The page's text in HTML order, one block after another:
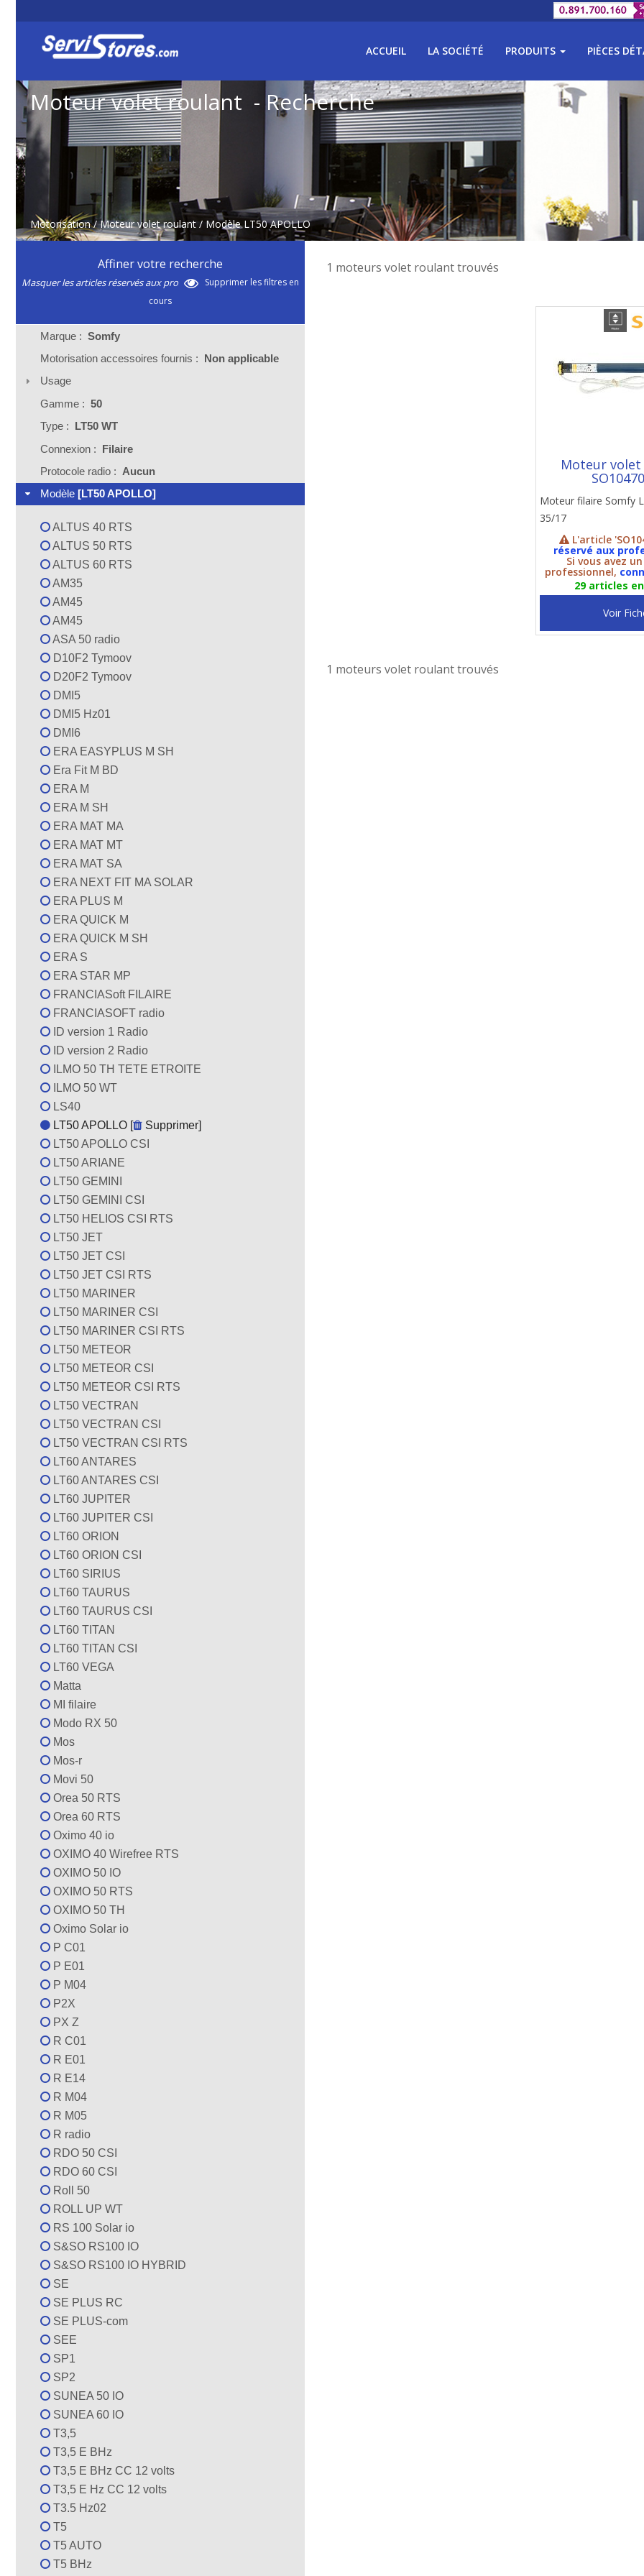
ACCUEIL LA SOCIÉTÉ PRODUITS PIÈCES
Moteur volet roulant - Recherche
Motorisation /Moteur volet roulant / Modèle LT50 APOLLO
Affiner votre recherche
Masquer les articles réservés aux pro
Supprimer les filtres en
cours
Marque : Somfy
Motorisation accessoires fournis : Non applicable
Usage
Gamme : 50
Type : LT50 WT
Connexion : Filaire
Protocole radio : Aucun
Modèle [LT50 APOLLO]
ALTUS 40 RTS
ALTUS 50 RTS
ALTUS 60 RTS
AM35
AM45
AM45
ASA 50 radio
D10F2 Tymoov
D20F2 Tymoov
DMI5
DMI5 Hz01
DMI6
ERA EASYPLUS M SH
Era Fit M BD
ERA M
ERA M SH
ERA MAT MA
ERA MAT MT
ERA MAT SA
ERA NEXT FIT MA SOLAR
ERA PLUS M
ERA QUICK M
ERA QUICK M SH
ERA S
ERA STAR MP
FRANCIASoft FILAIRE
FRANCIASOFT radio
ID version 1 Radio
ID version 2 Radio
ILMO 50 TH TETE ETROITE
ILMO 50 WT
LS40
LT50 APOLLO [
Supprimer]
LT50 APOLLO CSI
LT50 ARIANE
LT50 GEMINI
LT50 GEMINI CSI
LT50 HELIOS CSI RTS
LT50 JET
LT50 JET CSI
LT50 JET CSI RTS
LT50 MARINER
LT50 MARINER CSI
LT50 MARINER CSI RTS
LT50 METEOR
LT50 METEOR CSI
LT50 METEOR CSI RTS
LT50 VECTRAN
LT50 VECTRAN CSI
LT50 VECTRAN CSI RTS
LT60 ANTARES
LT60 ANTARES CSI
LT60 JUPITER
LT60 JUPITER CSI
LT60 ORION
LT60 ORION CSI
LT60 SIRIUS
LT60 TAURUS
LT60 TAURUS CSI
LT60 TITAN
LT60 TITAN CSI
LT60 VEGA
Matta
MI filaire
Modo RX 50
Mos
Mos-r
Movi 50
Orea 50 RTS
Orea 60 RTS
Oximo 40 io
OXIMO 40 Wirefree RTS
OXIMO 50 IO
OXIMO 50 RTS
OXIMO 50 TH
Oximo Solar io
P C01
P E01
P M04
P2X
PX Z
R C01
R E01
R E14
R M04
R M05
R radio
RDO 50 CSI
RDO 60 CSI
Roll 50
ROLL UP WT
RS 100 Solar io
S&SO RS100 IO
S&SO RS100 IO HYBRID
SE
SE PLUS RC
SE PLUS-com
SEE
SP1
SP2
SUNEA 50 IO
SUNEA 60 IO
T3,5
T3,5 E BHz
T3,5 E BHz CC 12 volts
T3,5 E Hz CC 12 volts
T3.5 Hz02
T5
T5 AUTO
T5 BHz
1 moteurs volet roulant trouvés
Moteur
Moteur filaire Somfy
35/17
L'article
réservé aux
Si vous avez
professionnel,
29 articles
Voir
1 moteurs volet roulant trouvés